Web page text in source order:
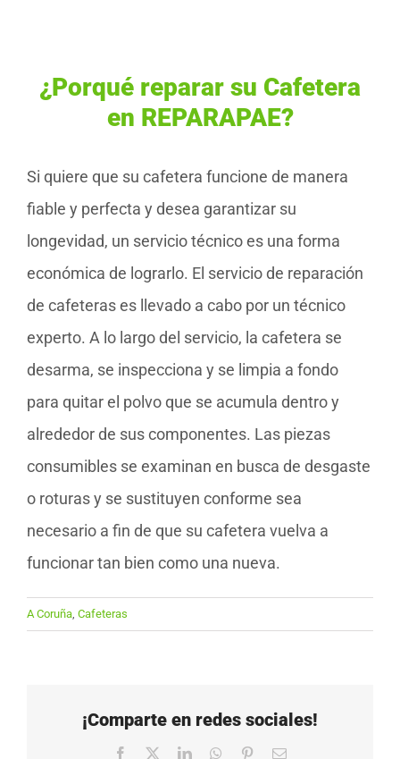
¿Porqué reparar su Cafetera
en REPARAPAE?
Si quiere que su cafetera funcione de manera
fiable y perfecta y desea garantizar su
longevidad, un servicio técnico es una forma
económica de lograrlo. El servicio de reparación
de cafeteras es llevado a cabo por un técnico
experto. A lo largo del servicio, la cafetera se
desarma, se inspecciona y se limpia a fondo
para quitar el polvo que se acumula dentro y
alrededor de sus componentes. Las piezas
consumibles se examinan en busca de desgaste
o roturas y se sustituyen conforme sea
necesario a fin de que su cafetera vuelva a
funcionar tan bien como una nueva.
A Coruña Cafeteras
¡Comparte en redes sociales!
Facebook LinkedInWhatsApp
PinterestCorreo